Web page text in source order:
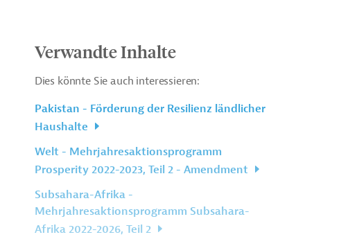
Verwandte Inhalte
Dies könnte Sie auch interessieren:
Pakistan - Förderung der Resilienz ländlicher
Haushalte
Welt - Mehrjahresaktionsprogramm
Prosperity 2022-2023, Teil 2 - Amendment
Subsahara-Afrika -
Mehrjahresaktionsprogramm Subsahara-
Afrika 2022-2026, Teil 2